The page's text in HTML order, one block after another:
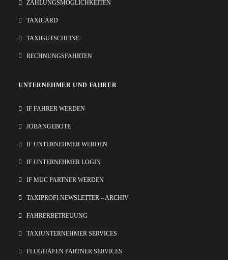
ZAHLUNGSMÖGLICHKEITEN
TAXICARD
TAXIGUTSCHEINE
RECHNUNGSFAHRTEN
UNTERNEHMER UND FAHRER
IF FAHRER WERDEN
JOBANGEBOTE
IF UNTERNEHMER WERDEN
IF UNTERNEHMER LOGIN
IF MUC PARTNER WERDEN
TAXIPROFI NEWSLETTER – ARCHIV
FAHRERBETREUUNG
TAXIUNTERNEHMER SERVICES
FLUGHAFEN PARTNER SERVICES